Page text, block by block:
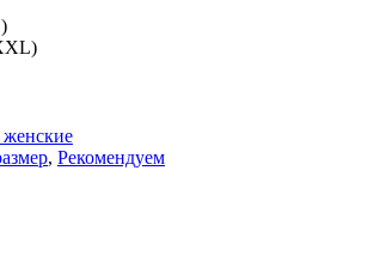
, Рекомендуем